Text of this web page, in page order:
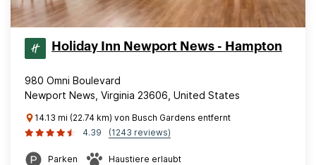
Holiday Inn Newport News - Hampton
980 Omni Boulevard
Newport News, Virginia 23606, United States
14.13 mi (22.74 km) von Busch Gardens entfernt
4.39
(1243 reviews)
Parken Haustiere erlaubt